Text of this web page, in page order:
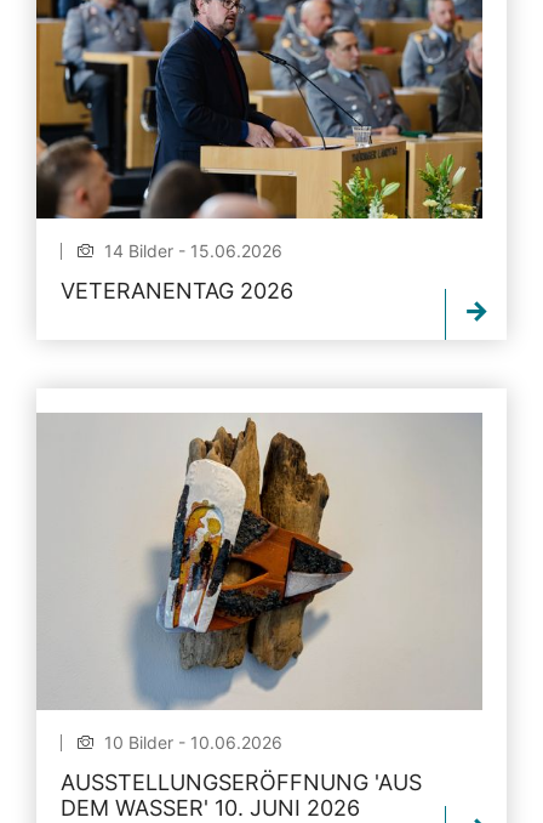
14 Bilder - 15.06.2026
VETERANENTAG 2026
10 Bilder - 10.06.2026
AUSSTELLUNGSERÖFFNUNG 'AUS
DEM WASSER' 10. JUNI 2026